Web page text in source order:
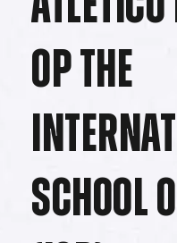
op The
School